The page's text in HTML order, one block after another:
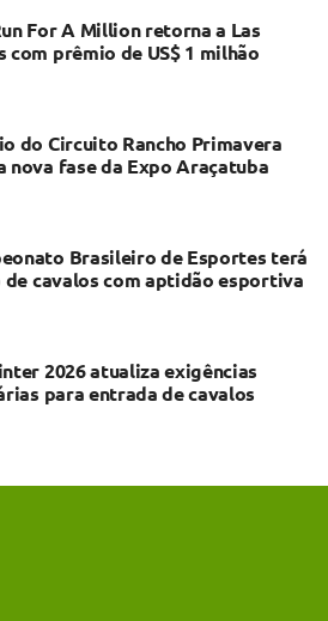
For A Million retorna a Las
com prêmio de US$ 1 milhão
do Circuito Rancho Primavera
nova fase da Expo Araçatuba
Brasileiro de Esportes terá
de cavalos com aptidão esportiva
2026 atualiza exigências
para entrada de cavalos